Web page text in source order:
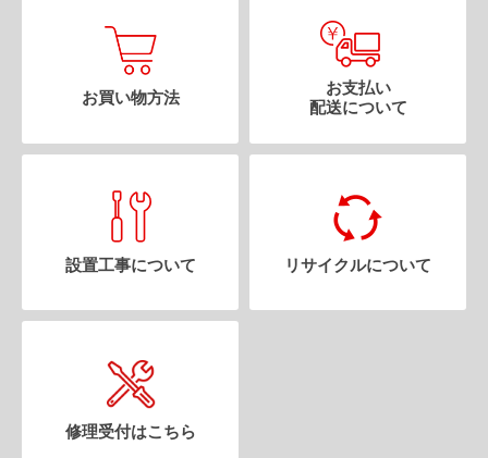
お買い物方法
お支払い
配送について
設置工事について リサイクルについて
修理受付はこちら